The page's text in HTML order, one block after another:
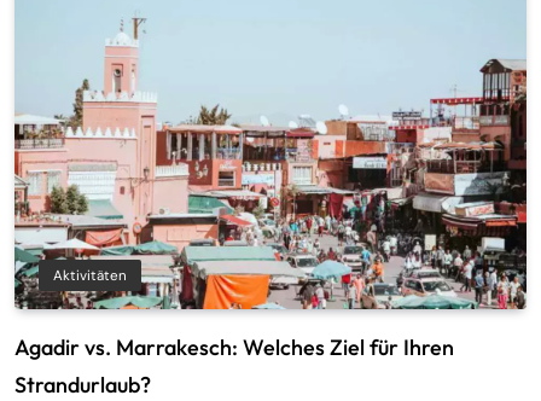
Aktivitäten
Agadir vs. Marrakesch: Welches Ziel für Ihren
Strandurlaub?